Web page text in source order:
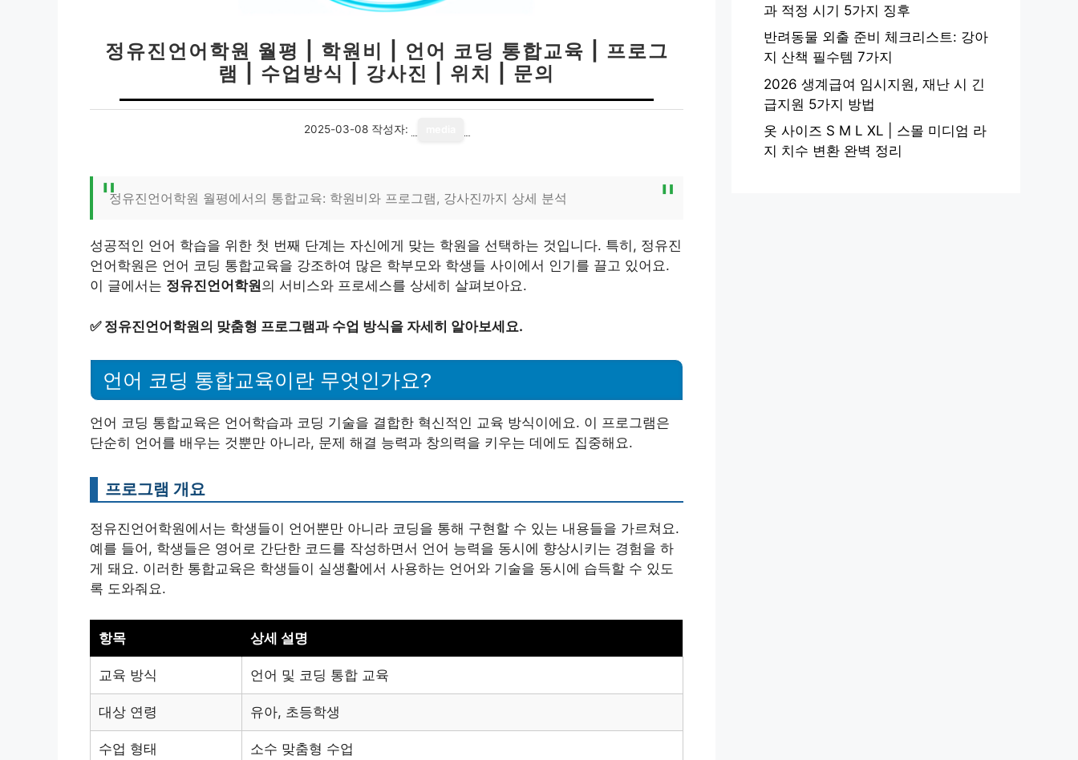
정유진언어학원 월평 | 학원비 | 언어 코딩 통합교육 | 프로그
램 | 수업방식 | 강사진 | 위치 | 문의
2025-03-08 작성자:
정유진언어학원 월평에서의 통합교육: 학원비와 프로그램, 강사진까지 상세 분석
성공적인 언어 학습을 위한 첫 번째 단계는 자신에게 맞는 학원을 선택하는 것입니다. 특히, 정유진
언어학원은 언어 코딩 통합교육을 강조하여 많은 학부모와 학생들 사이에서 인기를 끌고 있어요.
이 글에서는 정유진언어학원의 서비스와 프로세스를 상세히 살펴보아요.
✅ 정유진언어학원의 맞춤형 프로그램과 수업 방식을 자세히 알아보세요.
언어 코딩 통합교육이란 무엇인가요?
언어 코딩 통합교육은 언어학습과 코딩 기술을 결합한 혁신적인 교육 방식이에요. 이 프로그램은
단순히 언어를 배우는 것뿐만 아니라, 문제 해결 능력과 창의력을 키우는 데에도 집중해요.
프로그램 개요
정유진언어학원에서는 학생들이 언어뿐만 아니라 코딩을 통해 구현할 수 있는 내용들을 가르쳐요.
예를 들어, 학생들은 영어로 간단한 코드를 작성하면서 언어 능력을 동시에 향상시키는 경험을 하
게 돼요. 이러한 통합교육은 학생들이 실생활에서 사용하는 언어와 기술을 동시에 습득할 수 있도
록 도와줘요.
항목 상세 설명
교육 방식 언어 및 코딩 통합 교육
대상 연령 유아, 초등학생
수업 형태 소수 맞춤형 수업
과 적정 시기 5가지 징후
반려동물 외출 준비 체크리스트: 강아
지 산책 필수템 7가지
2026 생계급여 임시지원, 재난 시 긴
급지원 5가지 방법
옷 사이즈 S M L XL | 스몰 미디엄 라
지 치수 변환 완벽 정리